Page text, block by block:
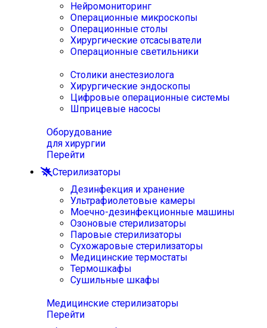
Нейромониторинг
Операционные микроскопы
Операционные столы
Хирургические отсасыватели
Операционные светильники
Столики анестезиолога
Хирургические эндоскопы
Цифровые операционные системы
Шприцевые насосы
Оборудование
для хирургии
Перейти
Стерилизаторы
Дезинфекция и хранение
Ультрафиолетовые камеры
Моечно-дезинфекционные машины
Озоновые стерилизаторы
Паровые стерилизаторы
Сухожаровые стерилизаторы
Медицинские термостаты
Термошкафы
Сушильные шкафы
Медицинские стерилизаторы
Перейти